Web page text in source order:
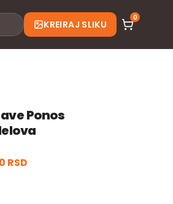
KREIRAJ SLIKU
0
Ponos
RSD